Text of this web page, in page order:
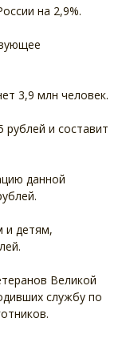
на 2,9%.
3,9 млн человек.
рублей и составит
данной
и детям,
Великой
службу по